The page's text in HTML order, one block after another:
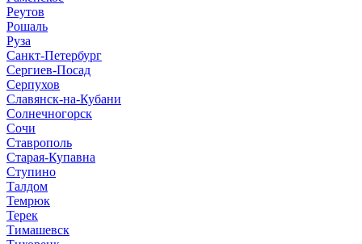
Реутов
Рошаль
Руза
Санкт-Петербург
Сергиев-Посад
Серпухов
Славянск-на-Кубани
Солнечногорск
Сочи
Ставрополь
Старая-Купавна
Ступино
Талдом
Темрюк
Терек
Тимашевск